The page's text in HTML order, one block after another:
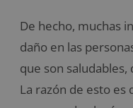
De hecho, muchas
daño en las
que son
La razón de esto